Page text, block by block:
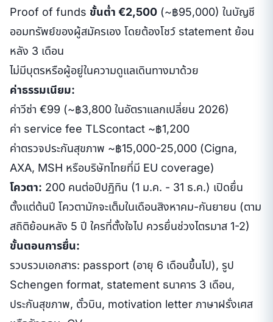
Proof of funds ขั้นต่ำ €2,500 (~฿95,000) ในบัญชี
ออมทรัพย์ของผู้สมัครเอง โดยต้องโชว์ statement ย้อน
หลัง 3 เดือน
ไม่มีบุตรหรือผู้อยู่ในความดูแลเดินทางมาด้วย
ค่าธรรมเนียม:
ค่าวีซ่า €99 (~฿3,800 ในอัตราแลกเปลี่ยน 2026)
ค่า service fee TLScontact ~฿1,200
ค่าตรวจประกันสุขภาพ ~฿15,000-25,000 (Cigna,
AXA, MSH หรือบริษัทไทยที่มี EU coverage)
โควตา: 200 คนต่อปีปฏิทิน (1 ม.ค. - 31 ธ.ค.) เปิดยื่น
ตั้งแต่ต้นปี โควตามักจะเต็มในเดือนสิงหาคม-กันยายน (ตาม
สถิติย้อนหลัง 5 ปี ใครที่ตั้งใจไป ควรยื่นช่วงไตรมาส 1-2)
ขั้นตอนการยื่น:
รวบรวมเอกสาร: passport (อายุ 6 เดือนขึ้นไป), รูป
Schengen format, statement ธนาคาร 3 เดือน,
ประกันสุขภาพ, ตั๋วบิน, motivation letter ภาษาฝรั่งเศส